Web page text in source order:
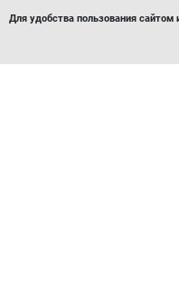
Для удобства пользования сайтом